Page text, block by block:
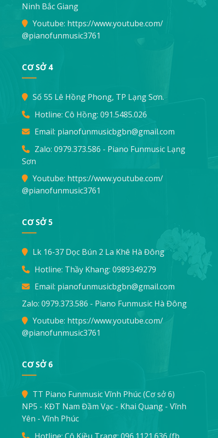
Ninh Bắc Giang
Youtube: https://www.youtube.com/
@pianofunmusic3761
CƠ SỞ 4
Số 55 Lê Hồng Phong, TP Lạng Sơn.
Hotline: Cô Hồng: 091.5485.026
Email: pianofunmusicbgbn@gmail.com
Zalo: 0979.373.586 - Piano Funmusic Lạng
Sơn
Youtube: https://www.youtube.com/
@pianofunmusic3761
CƠ SỞ 5
Lk 16-37 Dọc Bún 2 La Khê Hà Đông
Hotline: Thầy Khang: 0989349279
Email: pianofunmusicbgbn@gmail.com
Zalo: 0979.373.586 - Piano Funmusic Hà Đông
Youtube: https://www.youtube.com/
@pianofunmusic3761
CƠ SỞ 6
TT Piano Funmusic Vĩnh Phúc (Cơ sở 6)
NP5 - KĐT Nam Đầm Vạc - Khai Quang - Vĩnh
Yên - Vĩnh Phúc
Hotline: Cô Kiều Trang: 096.1121.636 (fb